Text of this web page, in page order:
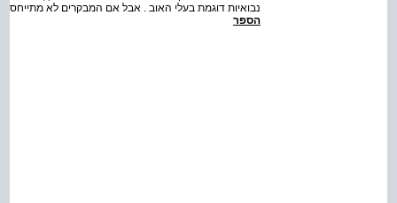
נבואיות דוגמת בעלי האוב . אבל אם המבקרים לא
הספר